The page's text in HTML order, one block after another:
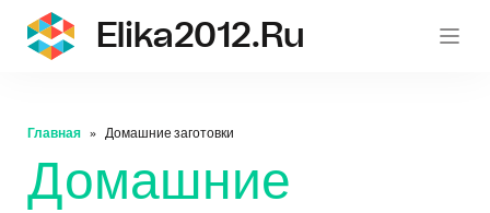
Elika2012.ru
Главная Домашние заготовки
Домашние